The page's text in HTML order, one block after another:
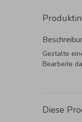
Gestalte
Bearbeite
Diese